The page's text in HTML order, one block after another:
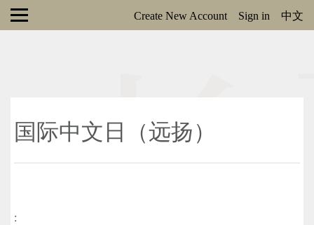
Create New Account Sign in 中文
国际中文日（远扬）
: